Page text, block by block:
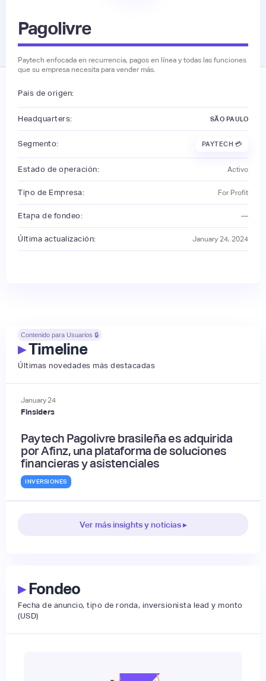
Pagolivre
Paytech enfocada en recurrencia, pagos en línea y todas las funciones
que su empresa necesita para vender más.
País de origen:
Headquarters: SÃO PAULO
Segmento: PAYTECH 💳
Estado de operación: Activo
Tipo de Empresa: For Profit
Etapa de fondeo: —
Última actualización: January 24, 2024
Contenido para Usuarios 🔒
▸Timeline
Últimas novedades más destacadas
January 24
Finsiders
Paytech Pagolivre brasileña es adquirida
por Afinz, una plataforma de soluciones
financieras y asistenciales
INVERSIONES
Ver más insights y noticias ▸
▸Fondeo
Fecha de anuncio, tipo de ronda, inversionista lead y monto
(USD)